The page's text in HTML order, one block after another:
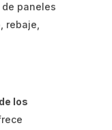
paneles
rebaje,
los